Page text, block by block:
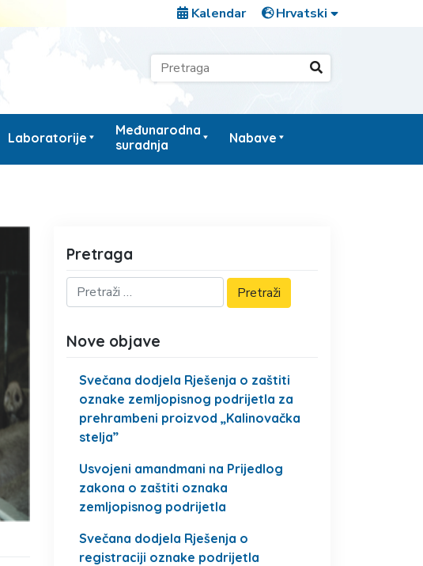
Kalendar
Laboratorije
Međunarodna
suradnja
Nabave
Pretraga
Nove objave
Svečana dodjela Rješenja o zaštiti
oznake zemljopisnog podrijetla za
prehrambeni proizvod „Kalinovačka
stelja”
Usvojeni amandmani na Prijedlog
zakona o zaštiti oznaka
zemljopisnog podrijetla
Svečana dodjela Rješenja o
registraciji oznake podrijetla